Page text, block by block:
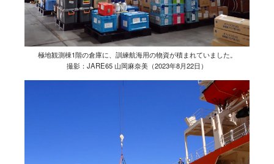
極地観測棟1階の倉庫に、訓練航海用の物資が積まれていました。
撮影：JARE65 山岡麻奈美（2023年8月22日）